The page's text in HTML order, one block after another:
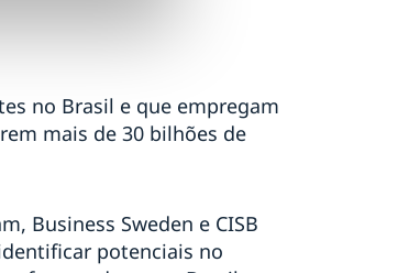
no Brasil e que empregam
mais de 30 bilhões de
Business Sweden e CISB
potenciais no